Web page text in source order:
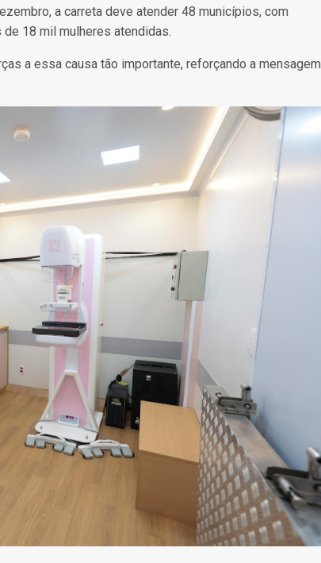
a carreta deve atender 48 municípios, com
18 mil mulheres atendidas.
a essa causa tão importante, reforçando a mensagem